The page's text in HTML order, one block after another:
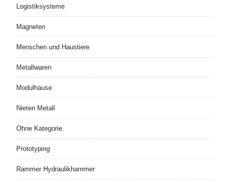
Logistiksysteme
Magneten
Menschen und Haustiere
Metallwaren
Modulhäuse
Nieten Metall
Ohne Kategorie
Prototyping
Rammer Hydraulikhammer